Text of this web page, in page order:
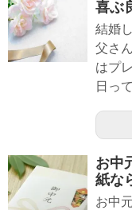
喜ぶ
結婚
父さ
はプ
日っ
お中
紙な
お中